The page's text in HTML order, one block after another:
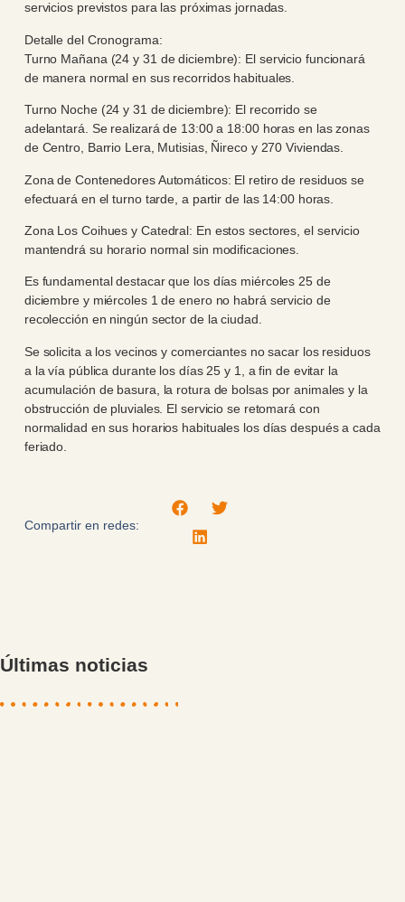
servicios previstos para las próximas jornadas.
Detalle del Cronograma:
Turno Mañana (24 y 31 de diciembre): El servicio funcionará
de manera normal en sus recorridos habituales.
Turno Noche (24 y 31 de diciembre): El recorrido se
adelantará. Se realizará de 13:00 a 18:00 horas en las zonas
de Centro, Barrio Lera, Mutisias, Ñireco y 270 Viviendas.
Zona de Contenedores Automáticos: El retiro de residuos se
efectuará en el turno tarde, a partir de las 14:00 horas.
Zona Los Coihues y Catedral: En estos sectores, el servicio
mantendrá su horario normal sin modificaciones.
Es fundamental destacar que los días miércoles 25 de
diciembre y miércoles 1 de enero no habrá servicio de
recolección en ningún sector de la ciudad.
Se solicita a los vecinos y comerciantes no sacar los residuos
a la vía pública durante los días 25 y 1, a fin de evitar la
acumulación de basura, la rotura de bolsas por animales y la
obstrucción de pluviales. El servicio se retomará con
normalidad en sus horarios habituales los días después a cada
feriado.
Compartir en redes:
Últimas noticias